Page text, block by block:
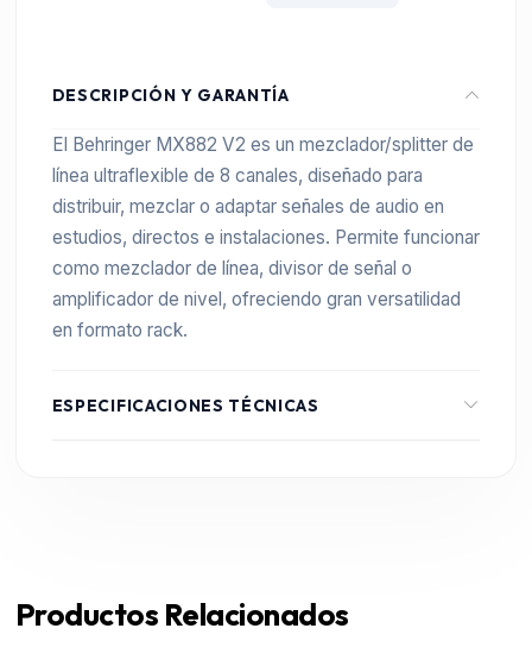
DESCRIPCIÓN Y GARANTÍA
El Behringer MX882 V2 es un mezclador/splitter de
línea ultraflexible de 8 canales, diseñado para
distribuir, mezclar o adaptar señales de audio en
estudios, directos e instalaciones. Permite funcionar
como mezclador de línea, divisor de señal o
amplificador de nivel, ofreciendo gran versatilidad
en formato rack.
ESPECIFICACIONES TÉCNICAS
Productos Relacionados